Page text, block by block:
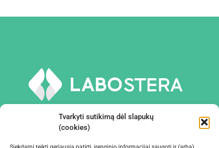
Tvarkyti sutikimą dėl slapukų
(cookies)